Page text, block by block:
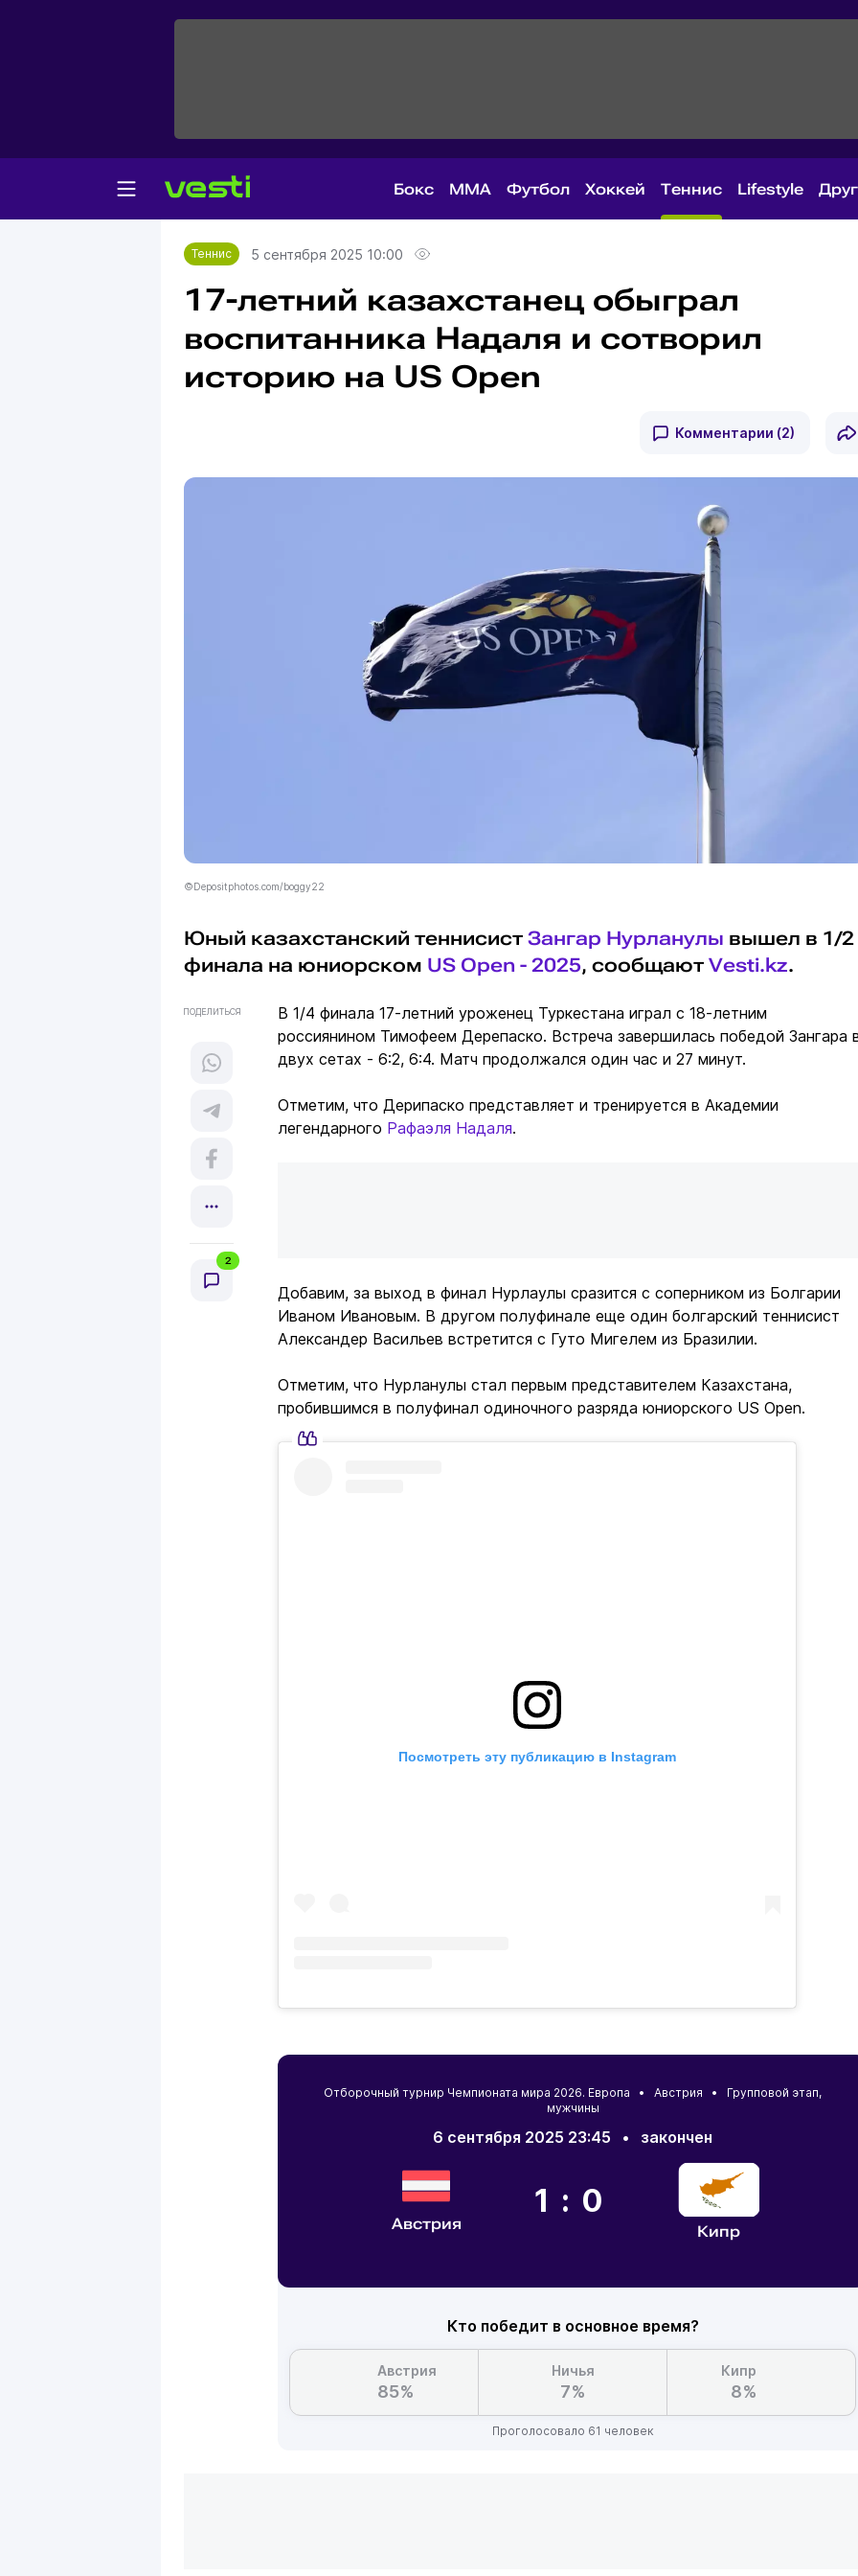
Бокс MMA Футбол Хоккей Теннис Lifestyle
Главная
Теннис
Теннис 5 сентября 2025 10:00
17-летний казахстанец обыграл
воспитанника Надаля и сотворил
историю на US Open
Комментарии (2)
©Depositphotos.com/boggy22
Юный казахстанский теннисист Зангар Нурланулы вышел в 1/2
финала на юниорском US Open - 2025, сообщают Vesti.kz.
ПОДЕЛИТЬСЯ
2
В 1/4 финала 17-летний уроженец Туркестана играл с 18-летним
россиянином Тимофеем Дерепаско. Встреча завершилась победой Зангара
двух сетах - 6:2, 6:4. Матч продолжался один час и 27 минут.
Отметим, что Дерипаско представляет и тренируется в Академии
легендарного Рафаэля Надаля.
Добавим, за выход в финал Нурлаулы сразится с соперником из Болгарии
Иваном Ивановым. В другом полуфинале еще один болгарский теннисист
Александер Васильев встретится с Гуто Мигелем из Бразилии.
Отметим, что Нурланулы стал первым представителем Казахстана,
пробившимся в полуфинал одиночного разряда юниорского US Open.
Посмотреть эту публикацию в Instagram
Отборочный турнир Чемпионата мира 2026. Европа • Австрия • Групповой этап,
мужчины
6 сентября 2025 23:45 • закончен
Австрия
1:0
Кипр
Кто победит в основное время?
Австрия
85%
Ничья
7%
Кипр
8%
Проголосовало 61 человек